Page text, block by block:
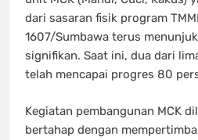
dari sasaran fisik program
1607/Sumbawa terus
signifikan. Saat ini, dua dari
telah mencapai progres 80
Kegiatan pembangunan MCK
bertahap dengan